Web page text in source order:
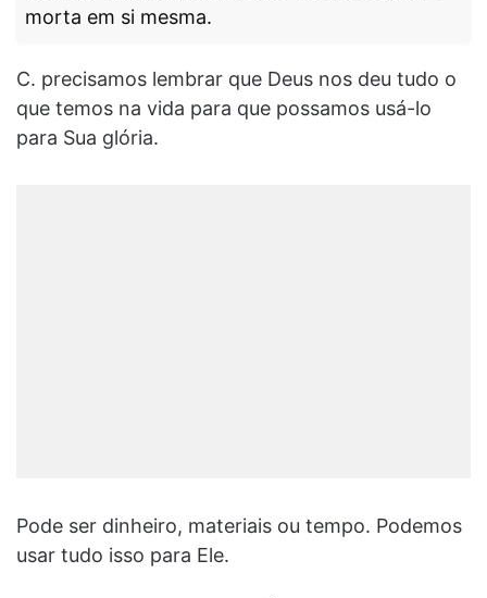
morta em si mesma.
C. precisamos lembrar que Deus nos deu tudo o
que temos na vida para que possamos usá-lo
para Sua glória.
Pode ser dinheiro, materiais ou tempo. Podemos
usar tudo isso para Ele.